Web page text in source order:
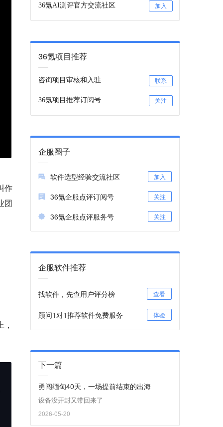
作
团
36氪AI测评官方交流社区 加入
36氪项目推荐
咨询项目审核和入驻 联系
36氪项目推荐订阅号 关注
企服圈子
软件选型经验交流社区 加入
36氪企服点评订阅号 关注
36氪企服点评服务号 关注
企服软件推荐
找软件，先查用户评分榜 查看
顾问1对1推荐软件免费服务 体验
下一篇
勇闯缅甸40天，一场提前结束的出海
设备没开封又带回来了
2026-05-20